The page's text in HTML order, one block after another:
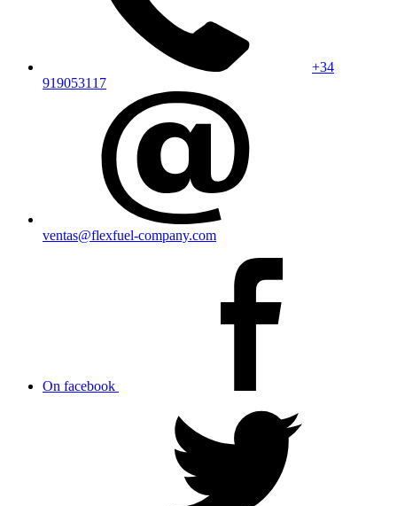
+34
919053117
ventas@flexfuel-company.com
On facebook